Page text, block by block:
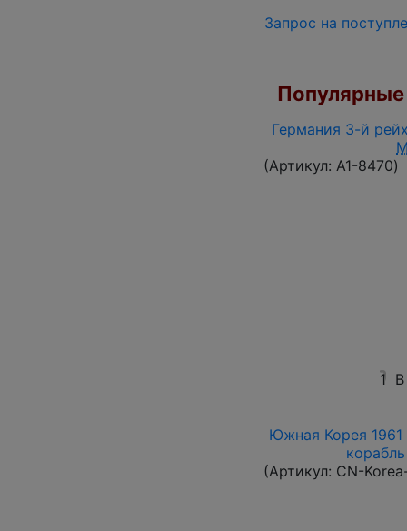
Запрос на
Германия 3-й
(Артикул: A1-8470)
1
Южная Корея 1961
(Артикул: CN-